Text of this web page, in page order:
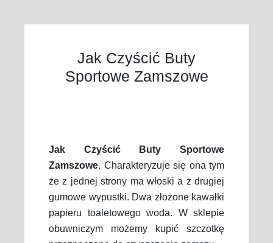
Jak Czyścić Buty
Sportowe Zamszowe
Jak Czyścić Buty Sportowe
Zamszowe. Charakteryzuje się ona tym
że z jednej strony ma włoski a z drugiej
gumowe wypustki. Dwa złożone kawałki
papieru toaletowego woda. W sklepie
obuwniczym możemy kupić szczotkę